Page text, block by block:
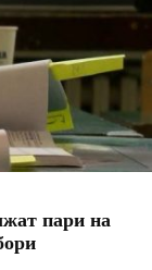
пари на